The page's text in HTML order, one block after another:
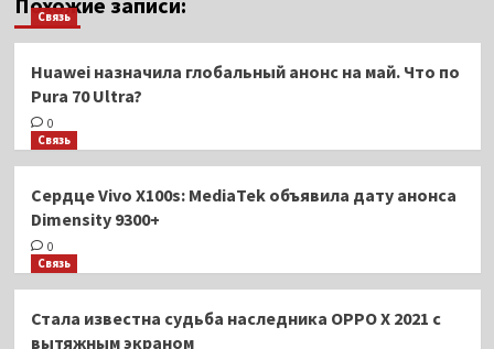
Связь
Huawei назначила глобальный анонс на май. Что по
Pura 70 Ultra?
0
Связь
Сердце Vivo X100s: MediaTek объявила дату анонса
Dimensity 9300+
0
Связь
Стала известна судьба наследника OPPO X 2021 с
вытяжным экраном